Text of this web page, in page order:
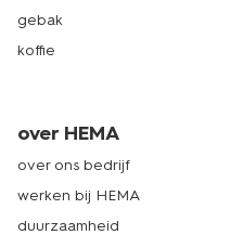
gebak
koffie
over HEMA
over ons bedrijf
werken bij HEMA
duurzaamheid